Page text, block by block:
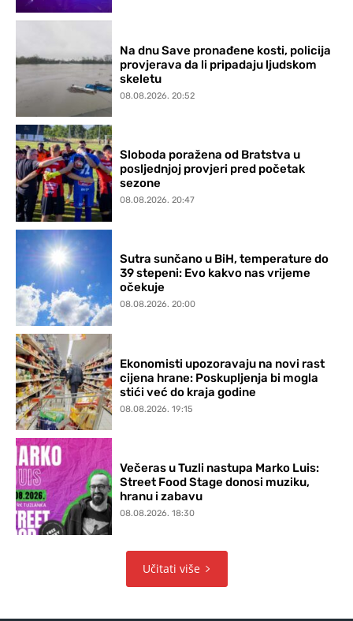
Na dnu Save pronađene kosti, policija
provjerava da li pripadaju ljudskom
skeletu
08.08.2026. 20:52
Sloboda poražena od Bratstva u
posljednjoj provjeri pred početak
sezone
08.08.2026. 20:47
Sutra sunčano u BiH, temperature do
39 stepeni: Evo kakvo nas vrijeme
očekuje
08.08.2026. 20:00
Ekonomisti upozoravaju na novi rast
cijena hrane: Poskupljenja bi mogla
stići već do kraja godine
08.08.2026. 19:15
Večeras u Tuzli nastupa Marko Luis:
Street Food Stage donosi muziku,
hranu i zabavu
08.08.2026. 18:30
Učitati više